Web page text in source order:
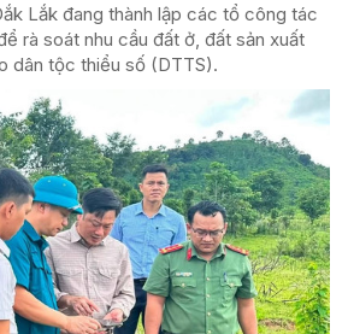
Lắk đang thành lập các tổ công tác
rà soát nhu cầu đất ở, đất sản xuất
dân tộc thiểu số (DTTS).